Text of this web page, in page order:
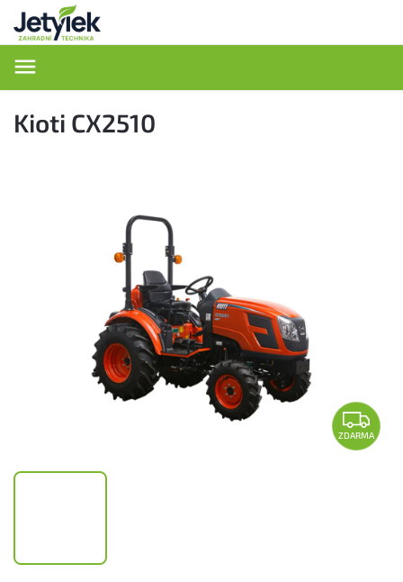
Kioti CX2510
ZDARMA